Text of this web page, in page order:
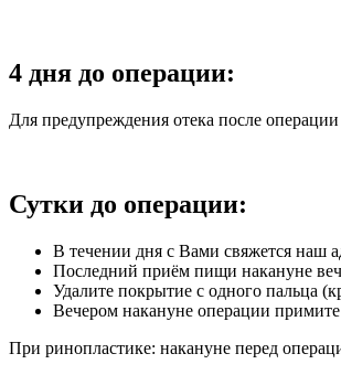
4 дня до операции:
Для предупреждения отека после
Сутки до операции:
В течении дня с Вами свяжется наш
Последний приём пищи накануне
Удалите покрытие с одного пальца
Вечером накануне операции
При ринопластике: накануне перед